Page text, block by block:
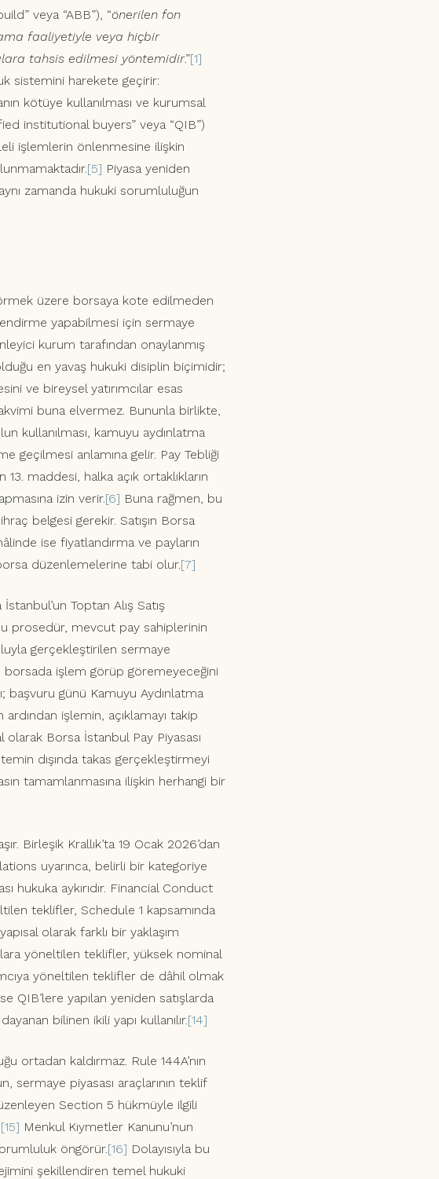
veya “ABB”), “önerilen fon
faaliyetiyle veya hiçbir
tahsis edilmesi yöntemidir.”[1]
sistemini harekete geçirir:
kötüye kullanılması ve kurumsal
institutional buyers” veya “QIB”)
işlemlerin önlenmesine ilişkin
[5] Piyasa yeniden
zamanda hukuki sorumluluğun
üzere borsaya kote edilmeden
yapabilmesi için sermaye
kurum tarafından onaylanmış
en yavaş hukuki disiplin biçimidir;
ve bireysel yatırımcılar esas
buna elvermez. Bununla birlikte,
kullanılması, kamuyu aydınlatma
geçilmesi anlamına gelir. Pay Tebliği
13. maddesi, halka açık ortaklıkların
izin verir.[6] Buna rağmen, bu
belgesi gerekir. Satışın Borsa
ise fiyatlandırma ve payların
düzenlemelerine tabi olur.[7]
Toptan Alış Satış
prosedür, mevcut pay sahiplerinin
gerçekleştirilen sermaye
borsada işlem görüp göremeyeceğini
başvuru günü Kamuyu Aydınlatma
ardından işlemin, açıklamayı takip
olarak Borsa İstanbul Pay Piyasası
dışında takas gerçekleştirmeyi
tamamlanmasına ilişkin herhangi bir
Birleşik Krallık’ta 19 Ocak 2026’dan
uyarınca, belirli bir kategoriye
hukuka aykırıdır. Financial Conduct
teklifler, Schedule 1 kapsamında
olarak farklı bir yaklaşım
yöneltilen teklifler, yüksek nominal
yöneltilen teklifler de dâhil olmak
QIB’lere yapılan yeniden satışlarda
bilinen ikili yapı kullanılır.[14]
ortadan kaldırmaz. Rule 144A’nın
sermaye piyasası araçlarının teklif
Section 5 hükmüyle ilgili
[15] Menkul Kıymetler Kanunu’nun
öngörür.[16] Dolayısıyla bu
şekillendiren temel hukuki